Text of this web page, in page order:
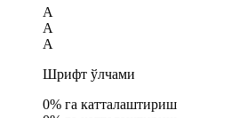
A
A
A
Шрифт ўлчами
0% га катталаштириш